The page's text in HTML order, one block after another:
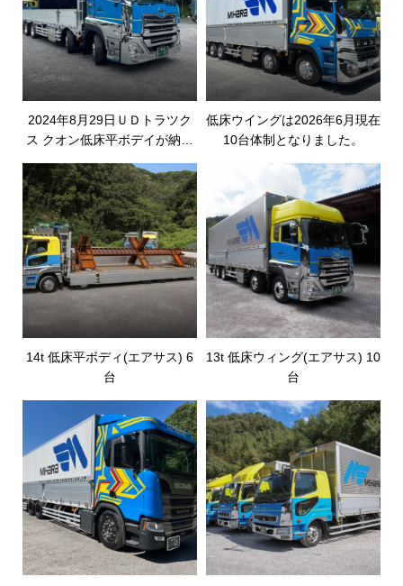
2024年8月29日ＵＤトラツク
ス クオン低床平ボデイが納車
低床ウイングは2026年6月現在
10台体制となりました。
14t 低床平ボディ(エアサス) 6
台
13t 低床ウィング(エアサス) 10
台